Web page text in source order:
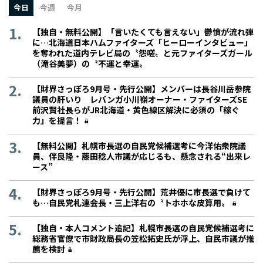
今日 今週 今月
【独自・無料公開】「言いたくても言えない」鬱憤が流れ弾
に…北海道日本ハムファイターズ「ヒーローインタビュー」
を奪われた道内テレビ局の〝怨嗟〟と元ファイターズガール
（滝谷美夢）の〝不運と幸運〟
【財界さっぽろ9月号・先行公開】メンバーは長谷川岳参院
議員の肝いり レバンガ小川嶺オーナー・ファイターズSE
前沢賢社長らがJR北海道・黄色線区解決に必須の「稼ぐ
力」を提言！
【無料公開】札幌市長選の自民党候補選考に今洋佑衆院議
員、伴良隆・藤田稔人市議が応じるも、懸念される“出来レ
ース”
【財界さっぽろ9月号・先行公開】荒井優に市長選で負けて
も…自民党札連会長・三上洋右の〝トホホな皮算用〟
【独自・本人コメント追記】札幌市長選の自民党候補選考に
総務省官僚で市財政局長の笠松拓史氏が浮上、自民市議が推
薦を検討